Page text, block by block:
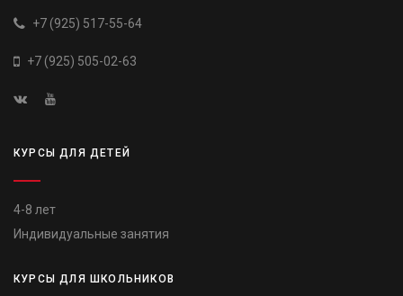
+7 (925) 517-55-64
+7 (925) 505-02-63
КУРСЫ ДЛЯ ДЕТЕЙ
4-8 лет
Индивидуальные занятия
КУРСЫ ДЛЯ ШКОЛЬНИКОВ